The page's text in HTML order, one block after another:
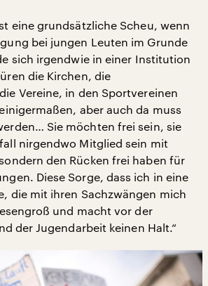
eine grundsätzliche Scheu, wenn
bei jungen Leuten im Grunde
sich irgendwie in einer Institution
die Kirchen, die
Vereine, in den Sportvereinen
aber auch da muss
Sie möchten frei sein, sie
nirgendwo Mitglied sein mit
den Rücken frei haben für
Diese Sorge, dass ich in eine
die mit ihren Sachzwängen mich
und macht vor der
der Jugendarbeit keinen Halt.“